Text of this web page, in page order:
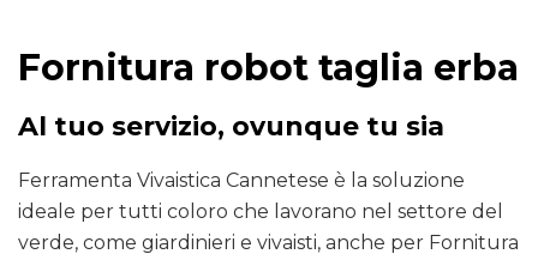
Fornitura robot taglia erba
Al tuo servizio, ovunque tu sia
Ferramenta Vivaistica Cannetese è la soluzione
ideale per tutti coloro che lavorano nel settore del
verde, come giardinieri e vivaisti, anche per Fornitura